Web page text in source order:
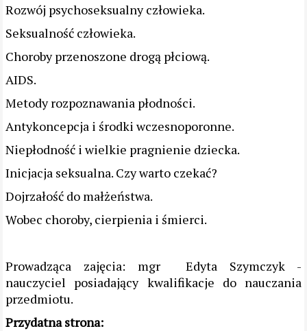
Rozwój psychoseksualny człowieka.
Seksualność człowieka.
Choroby przenoszone drogą płciową.
AIDS.
Metody rozpoznawania płodności.
Antykoncepcja i środki wczesnoporonne.
Niepłodność i wielkie pragnienie dziecka.
Inicjacja seksualna. Czy warto czekać?
Dojrzałość do małżeństwa.
Wobec choroby, cierpienia i śmierci.
Prowadząca zajęcia: mgr Edyta Szymczyk -
nauczyciel posiadający kwalifikacje do nauczania
przedmiotu.
Przydatna strona: